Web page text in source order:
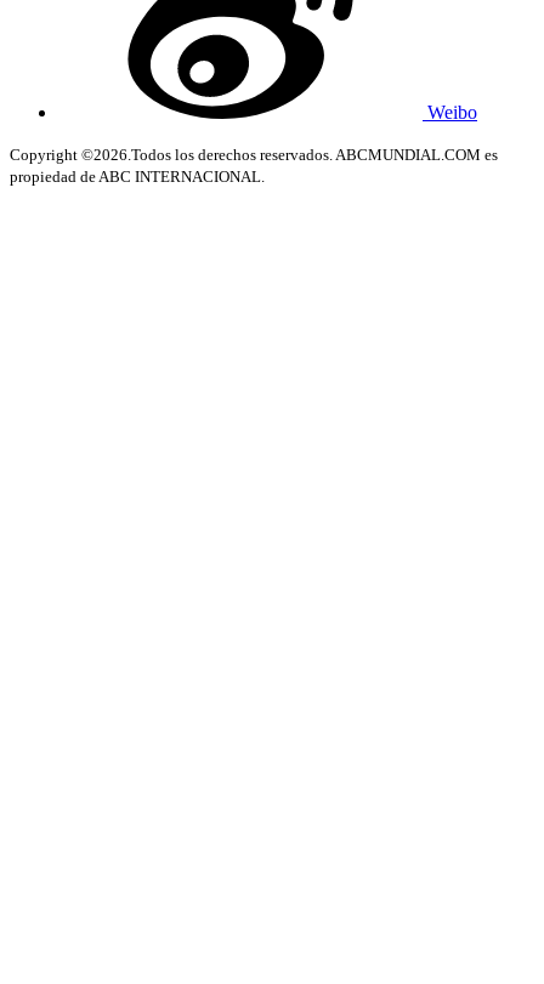
Weibo
Copyright ©2026.Todos los derechos reservados. ABCMUNDIAL.COM es
propiedad de ABC INTERNACIONAL.